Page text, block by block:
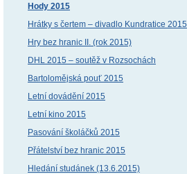
Hody 2015
Hrátky s čertem – divadlo Kundratice 2015
Hry bez hranic II. (rok 2015)
DHL 2015 – soutěž v Rozsochách
Bartolomějská pouť 2015
Letní dovádění 2015
Letní kino 2015
Pasování školáčků 2015
Přátelství bez hranic 2015
Hledání studánek (13.6.2015)